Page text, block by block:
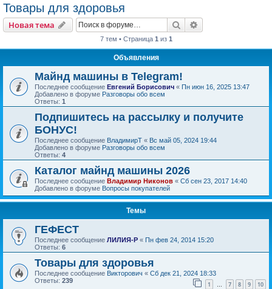
Товары для здоровья
Новая тема Поиск
7 тем • Страница 1 из 1
Объявления
Майнд машины в Telegram!
Последнее сообщение Евгений Борисович « Пн июн 16, 2025 13:47
Добавлено в форуме Разговоры обо всем
Ответы: 1
Подпишитесь на рассылку и получите
БОНУС!
Последнее сообщение ВладимирТ « Вс май 05, 2024 19:44
Добавлено в форуме Разговоры обо всем
Ответы: 4
Каталог майнд машины 2026
Последнее сообщение Владимир Никонов « Сб сен 23, 2017 14:40
Добавлено в форуме Вопросы покупателей
Темы
ГЕФЕСТ
Последнее сообщение ЛИЛИЯ-Р « Пн фев 24, 2014 15:20
Ответы: 6
Товары для здоровья
Последнее сообщение Викторович « Сб дек 21, 2024 18:33
Ответы: 239 1 … 7 8 9 10